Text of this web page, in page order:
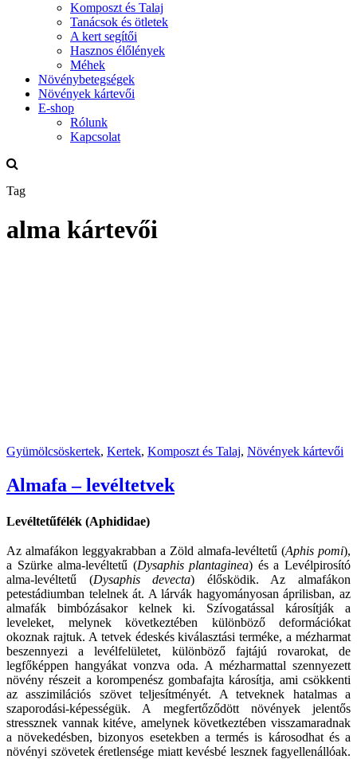
Komposzt és Talaj
Tanácsok és ötletek
A kert segítői
Hasznos élőlények
Méhek
Növénybetegségek
Növények kártevői
E-shop
Rólunk
Kapcsolat
Tag
alma kártevői
Gyümölcsöskertek, Kertek, Komposzt és Talaj, Növények kártevői
Almafa – levéltetvek
Levéltetűfélék (Aphididae)
Az almafákon leggyakrabban a Zöld almafa-levéltetű (Aphis pomi),
a Szürke alma-levéltetű (Dysaphis plantaginea) és a Levélpirosító
alma-levéltetű (Dysaphis devecta) élősködik. Az almafákon
petestádiumban telelnek át. A lárvák hagyományosan áprilisban, az
almafák bimbózásakor kelnek ki. Szívogatással károsítják a
leveleket, melynek következtében különböző deformációkat
okoznak rajtuk. A tetvek édeskés kiválasztási terméke, a mézharmat
beszennyezi a levélfelületet, különböző fajtájú rovarokat, de
legfőképpen hangyákat vonzva oda. A mézharmattal szennyezett
növény részeit a korompenész gombafajta károsítja, ami csökkenti
az asszimilációs szövet teljesítményét. A tetveknek hatalmas a
szaporodási-képességük. A megfertőződött növények jelentős
stressznek vannak kitéve, amelynek következtében visszamaradnak
a növekedésben, bizonyos esetekben a termés is károsodhat és a
növényi szövetek éretlensége miatt kevésbé lesznek fagyellenállóak.